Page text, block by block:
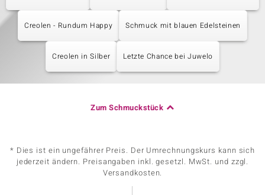
Creolen - Rundum Happy Schmuck mit blauen Edelsteinen
Creolen in Silber Letzte Chance bei Juwelo
Zum Schmuckstück
* Dies ist ein ungefährer Preis. Der Umrechnungskurs kann sich
jederzeit ändern. Preisangaben inkl. gesetzl. MwSt. und zzgl.
Versandkosten.